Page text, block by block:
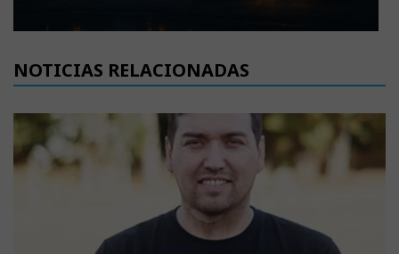
NOTICIAS RELACIONADAS